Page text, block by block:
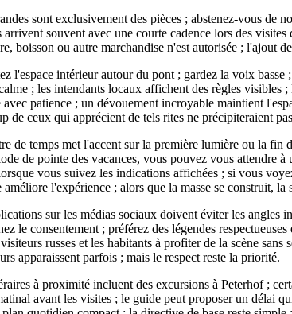
sont exclusivement des pièces ; abstenez-vous de
arrivent souvent avec une courte cadence lors des
boisson ou autre marchandise n'est autorisée ; l'ajout
l'espace intérieur autour du pont ; gardez la voix
; les intendants locaux affichent des règles visibles
avec patience ; un dévouement incroyable maintient
de ceux qui apprécient de tels rites ne précipiteraient
de temps met l'accent sur la première lumière ou la fin
de pointe des vacances, vous pouvez vous attendre
vous suivez les indications affichées ; si vous
améliore l'expérience ; alors que la masse se construit, la
sur les médias sociaux doivent éviter les angles
le consentement ; préférez des légendes
russes et les habitants à profiter de la scène
apparaissent parfois ; mais le respect reste la priorité.
à proximité incluent des excursions à Peterhof ;
avant les visites ; le guide peut proposer un délai